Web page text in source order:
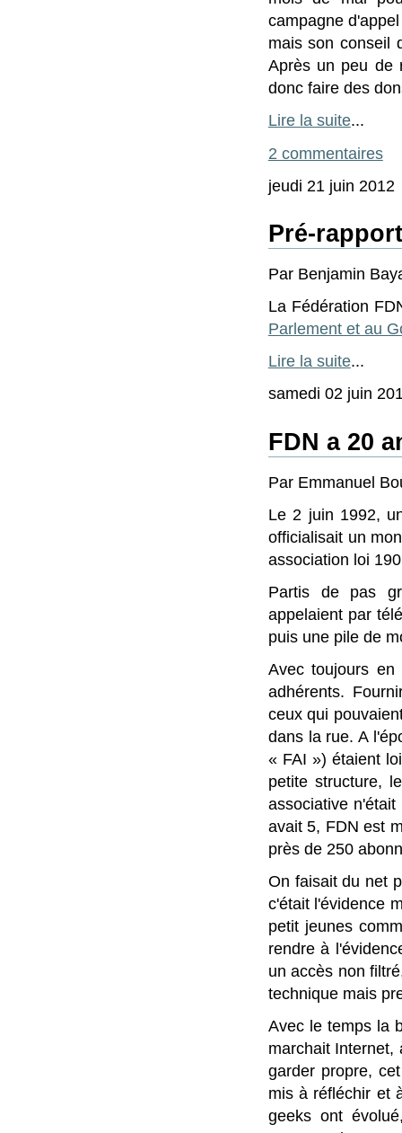
campagne
mais son conseil
Après un peu de
donc faire des
Lire la suite...
2 commentaires
jeudi 21 juin 2012
Pré-
Par Benjamin
La Fédération
Parlement et au
Lire la suite...
samedi 02 juin
FDN a 20
Par Emmanuel
Le 2 juin 1992,
officialisait un
association loi
Partis de pas
appelaient par
puis une pile de
Avec toujours
adhérents.
ceux qui
dans la rue. A
« FAI ») étaient
petite structure,
associative
avait 5, FDN est
près de 250
On faisait du net
c'était l'évidence
petit jeunes
rendre à
un accès non
technique mais
Avec le temps la
marchait
garder propre,
mis à réfléchir et
geeks ont